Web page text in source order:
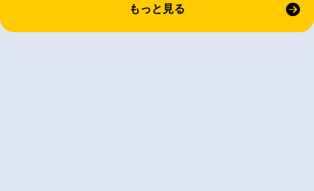
もっと見る